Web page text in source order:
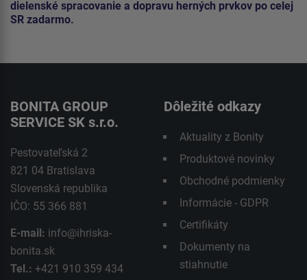
dielenské spracovanie a dopravu herných prvkov po celej
SR zadarmo.
BONITA GROUP
SERVICE SK s.r.o.
Pestovateľská 2
821 04 Bratislava
Slovenská republika
IČO: 55 366 881
E-mail: info@ihriska-
bonita.sk
Tel.: +421 910 359 434
Dôležité odkazy
Aktuality z Bonity
Produktové novinky
Obchodné podmienky
Informácie - GDPR
Certifikáty
Dokumenty na
stiahnutie